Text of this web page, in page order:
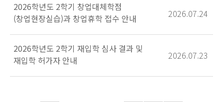
2026학년도 2학기 창업대체학점
(창업현장실습)과 창업휴학 접수 안내
2026.07.24
2026학년도 2학기 재입학 심사 결과 및
재입학 허가자 안내
2026.07.23